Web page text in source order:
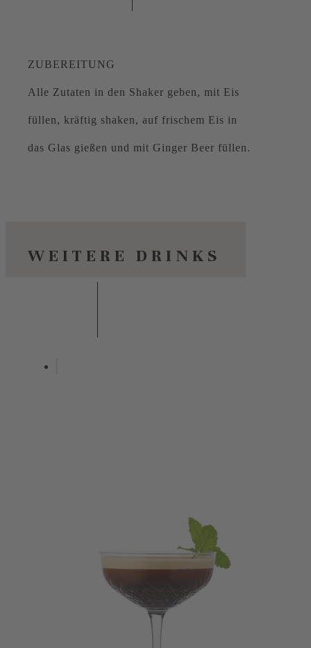
ZUBEREITUNG
Alle Zutaten in den Shaker geben, mit Eis
füllen, kräftig shaken, auf frischem Eis in
das Glas gießen und mit Ginger Beer füllen.
WEITERE DRINKS